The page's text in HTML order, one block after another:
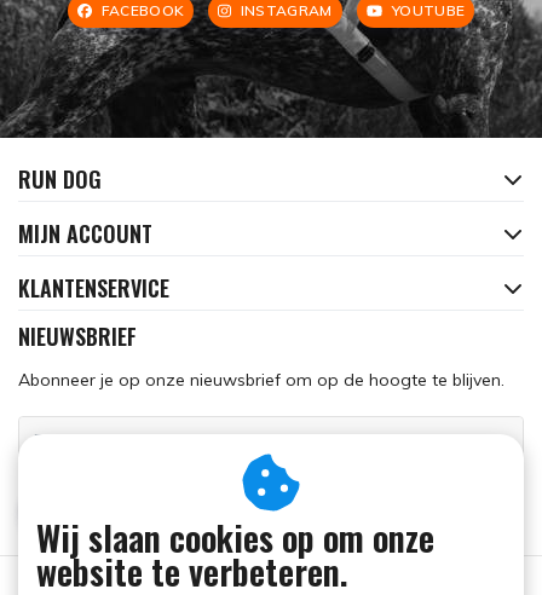
FACEBOOK INSTAGRAM YOUTUBE
RUN DOG
MIJN ACCOUNT
KLANTENSERVICE
NIEUWSBRIEF
Abonneer je op onze nieuwsbrief om op de hoogte te blijven.
Wij slaan cookies op om onze
website te verbeteren.